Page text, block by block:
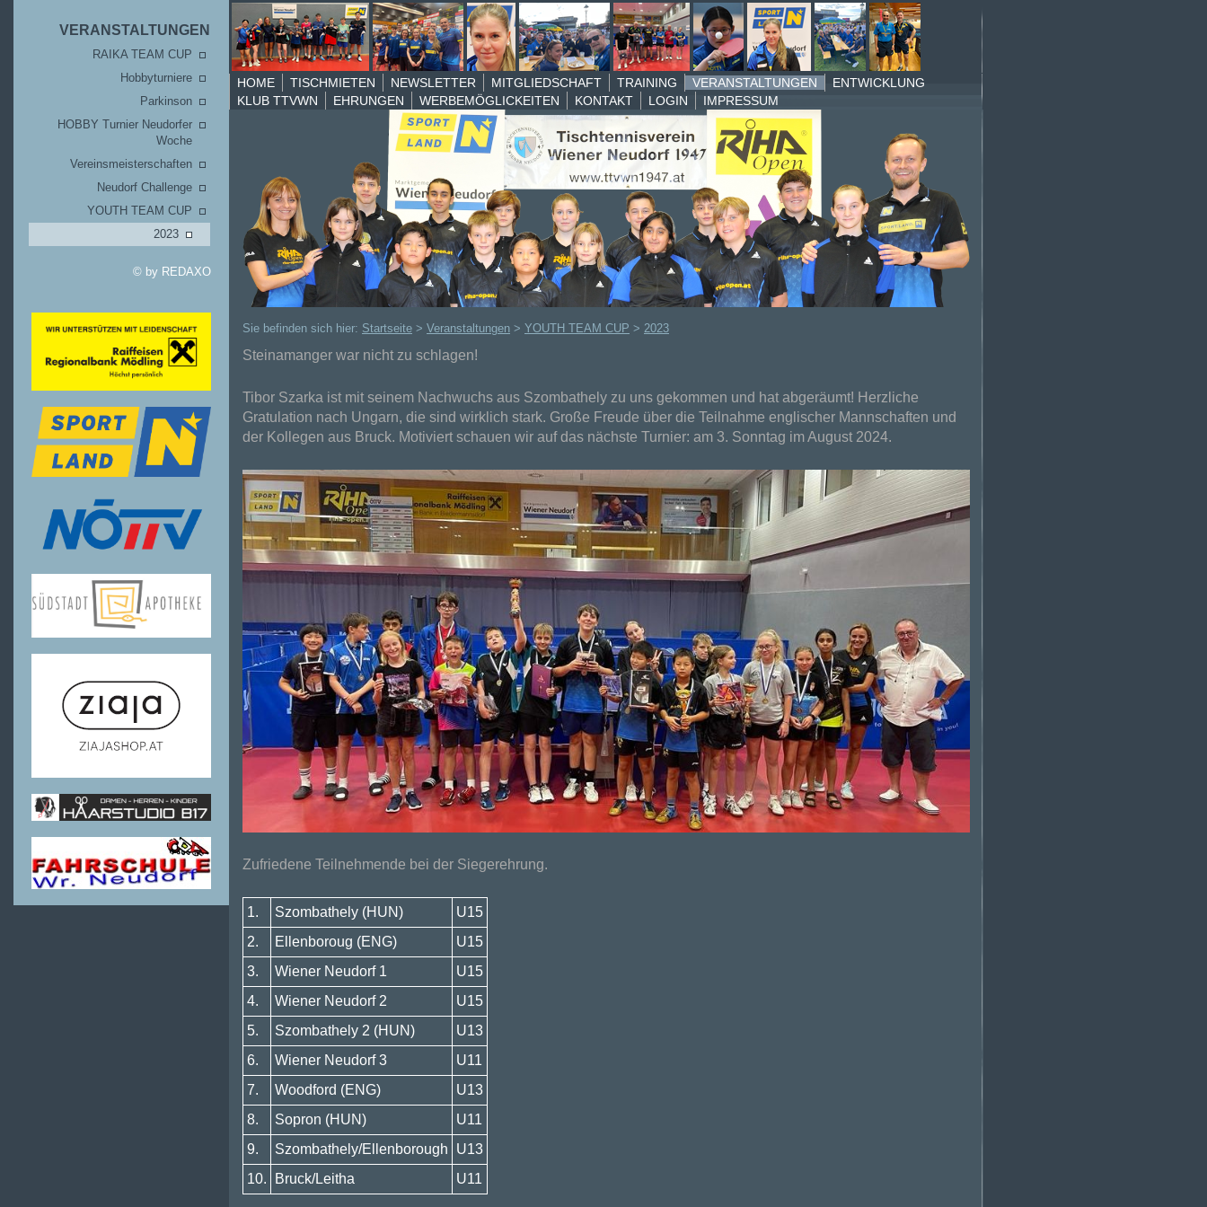
VERANSTALTUNGEN
RAIKA TEAM CUP
Hobbyturniere
Parkinson
HOBBY Turnier Neudorfer
Woche
Vereinsmeisterschaften
Neudorf Challenge
YOUTH TEAM CUP
2023
© by REDAXO
HOME TISCHMIETEN NEWSLETTER MITGLIEDSCHAFT TRAINING VERANSTALTUNGEN
ENTWICKLUNG
KLUB TTVWN
EHRUNGEN WERBEMÖGLICKEITEN KONTAKT LOGIN IMPRESSUM
Sie befinden sich hier: Startseite > Veranstaltungen > YOUTH TEAM CUP > 2023
Steinamanger war nicht zu schlagen!
Tibor Szarka ist mit seinem Nachwuchs aus Szombathely zu uns gekommen und hat abgeräumt! Herzliche
Gratulation nach Ungarn, die sind wirklich stark. Große Freude über die Teilnahme englischer Mannschaften und
der Kollegen aus Bruck. Motiviert schauen wir auf das nächste Turnier: am 3. Sonntag im August 2024.
Zufriedene Teilnehmende bei der Siegerehrung.
1. Szombathely (HUN)
U15
2.
Ellenboroug (ENG)
U15
3.
Wiener Neudorf 1
U15
4.
Wiener Neudorf 2
U15
5.
Szombathely 2 (HUN)
U13
6.
Wiener Neudorf 3
U11
7.
Woodford (ENG)
U13
8.
Sopron (HUN)
U11
9.
Szombathely/Ellenborough
U13
10.
Bruck/Leitha U11